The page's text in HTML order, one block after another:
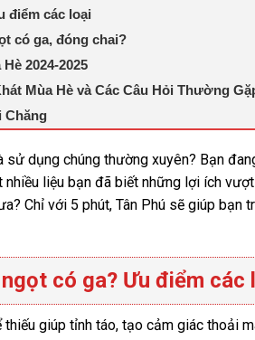
điểm các loại
có ga, đóng chai?
2024-2025
Mùa Hè và Các Câu Hỏi Thường
Chăng
dụng chúng thường xuyên? Bạn
liệu bạn đã biết những lợi ích
Chỉ với 5 phút, Tân Phú sẽ giúp bạn
có ga? Ưu điểm các
giúp tỉnh táo, tạo cảm giác thoải